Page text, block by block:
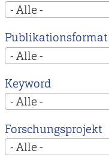
- Alle -
Publikationsformat
- Alle -
Keyword
- Alle -
Forschungsprojekt
- Alle -